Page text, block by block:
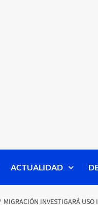
ACTUALIDAD
MIGRACIÓN INVESTIGARÁ